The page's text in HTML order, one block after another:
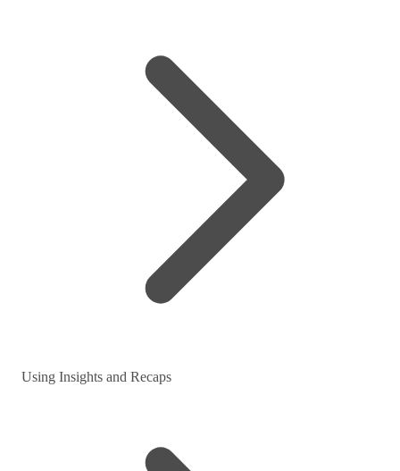
Using Insights and Recaps